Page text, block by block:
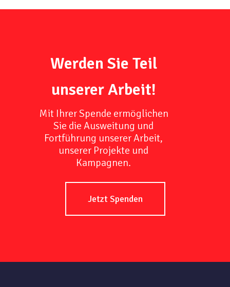
Werden Sie Teil
unserer Arbeit!
Mit Ihrer Spende ermöglichen
Sie die Ausweitung und
Fortführung unserer Arbeit,
unserer Projekte und
Kampagnen.
Jetzt Spenden